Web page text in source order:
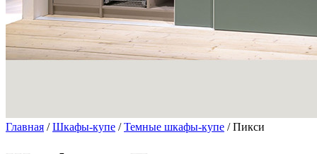
Главная /Шкафы-купе /Темные шкафы-купе / Пикси